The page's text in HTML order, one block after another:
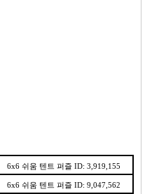
6x6 쉬움 텐트 퍼즐 ID: 3,919,155
6x6 쉬움 텐트 퍼즐 ID: 9,047,562